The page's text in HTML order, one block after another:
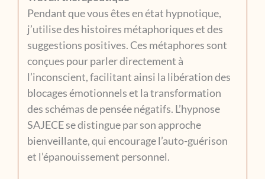
Pendant que vous êtes en état hypnotique,
j’utilise des histoires métaphoriques et des
suggestions positives. Ces métaphores sont
conçues pour parler directement à
l’inconscient, facilitant ainsi la libération des
blocages émotionnels et la transformation
des schémas de pensée négatifs. L’hypnose
SAJECE se distingue par son approche
bienveillante, qui encourage l’auto-guérison
et l’épanouissement personnel.